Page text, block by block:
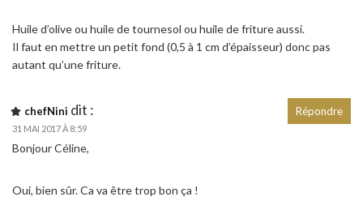
Huile d’olive ou huile de tournesol ou huile de friture aussi.
Il faut en mettre un petit fond (0,5 à 1 cm d’épaisseur) donc pas
autant qu’une friture.
chefNini dit :
31 MAI 2017 À 8:59
Bonjour Céline,
Oui, bien sûr. Ca va être trop bon ça !
Répondre